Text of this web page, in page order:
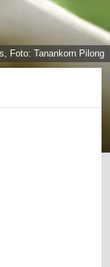
Foto: Tanankorn Pilong